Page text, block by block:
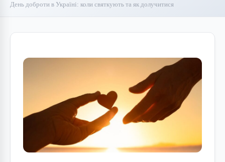
День доброти в Україні: коли святкують та як долучитися